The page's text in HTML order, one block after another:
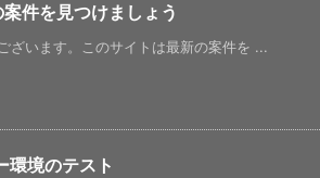
件を見つけましょう
います。このサイトは最新の案件を ...
環境のテスト